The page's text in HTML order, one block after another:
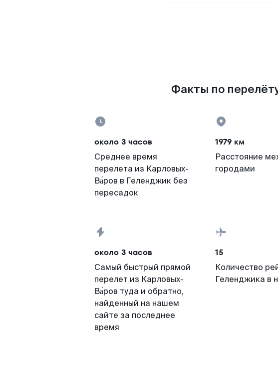
Факты по
около 3 часов
Среднее время
перелета из Карловых-
Ва́ров в Геленджик без
пересадок
1979 км
Расстояние
городами
около 3 часов
Самый быстрый прямой
перелет из Карловых-
Ва́ров туда и обратно,
найденный на нашем
сайте за последнее
время
15
Количество
Геленджика в